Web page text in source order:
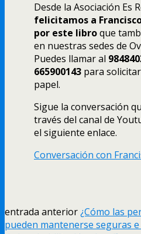
Desde la Asociación Es
felicitamos a
por este libroque
en nuestras sedes de
Puedes llamar al
665900143 para
papel.
Sigue la conversación
través del canal de
el siguiente enlace.
Conversación con
entrada anterior¿Cómo las
pueden mantenerse seguras